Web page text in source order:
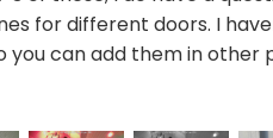
for different doors. I
you can add them in